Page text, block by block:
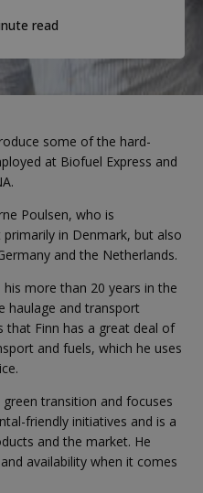
read
some of the hard-
at Biofuel Express and
Poulsen, who is
in Denmark, but also
and the Netherlands.
more than 20 years in the
haulage and transport
that Finn has a great deal of
and fuels, which he uses
transition and focuses
friendly initiatives and is a
and the market. He
availability when it comes